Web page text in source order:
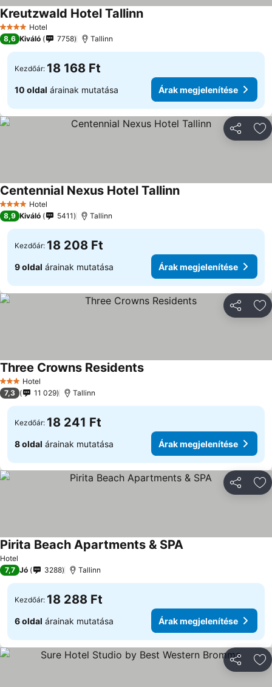
4 KategóriaHotel
Kreutzwald Hotel TallinnÁrak megjelenítése
8,6 Kiváló 7758 Tallinn
Kezdőár: 18 168 Ft
10 oldal árainak mutatása Árak megjelenítése
4 KategóriaHotel
Centennial Nexus Hotel TallinnÁrak megjelenítése
8,9 Kiváló 5411 Tallinn
Kezdőár: 18 208 Ft
9 oldal árainak mutatása Árak megjelenítése
3 Kategória
Hotel
Three Crowns ResidentsÁrak megjelenítése
7,3 11 029 Tallinn
Kezdőár: 18 241 Ft
8 oldal árainak mutatása Árak megjelenítése
Hotel
Pirita Beach Apartments & SPAÁrak megjelenítése
7,7 Jó 3288 Tallinn
Kezdőár: 18 288 Ft
6 oldal árainak mutatása Árak megjelenítése